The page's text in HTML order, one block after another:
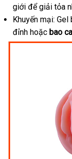
giới tiki
để giải tỏa
Khuyến mại:
đỉnh nổi
tiếng
hoặc bao